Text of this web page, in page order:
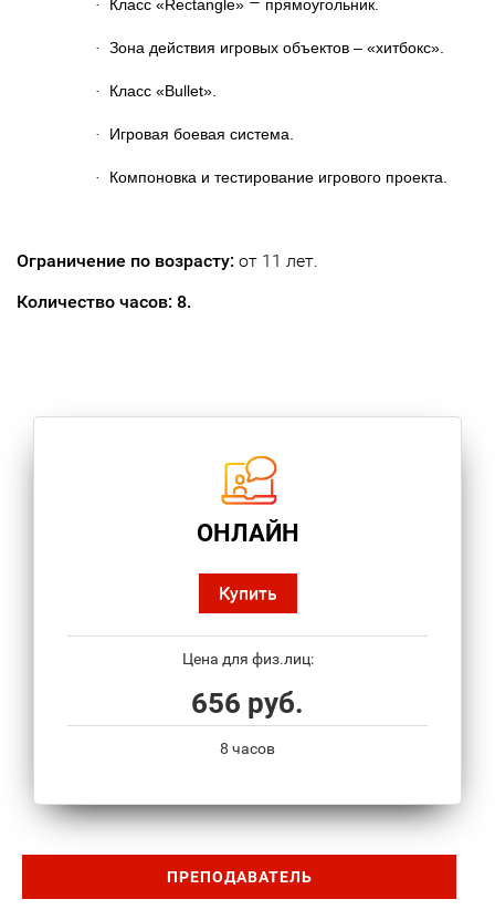
· Класс «Rectangle» прямоугольник.
· Зона действия игровых объектов – «хитбокс».
· Класс «Bullet».
· Игровая боевая система.
· Компоновка и тестирование игрового проекта.
Ограничение по возрасту: от 11 лет.
Количество часов: 8.
ОНЛАЙН
Купить
Цена для физ.лиц:
656 руб.
8 часов
ПРЕПОДАВАТЕЛЬ